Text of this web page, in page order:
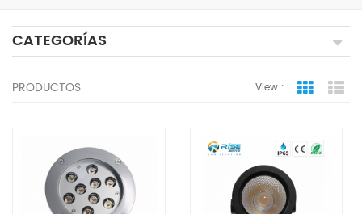
CATEGORÍAS
PRODUCTOS View : Grid View